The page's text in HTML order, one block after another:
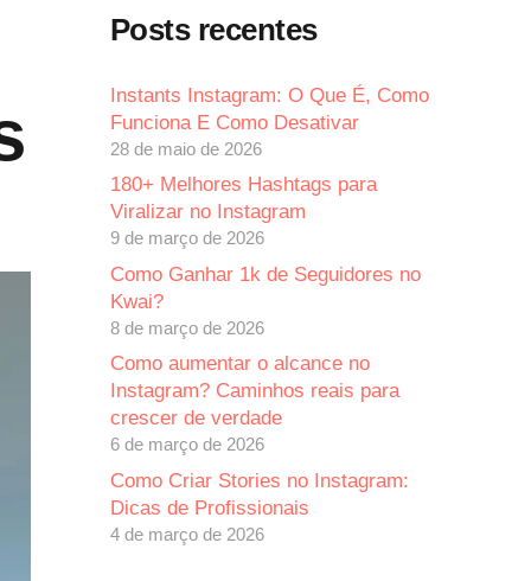
Posts recentes
Instants Instagram: O Que É, Como
Funciona E Como Desativar
28 de maio de 2026
180+ Melhores Hashtags para
Viralizar no Instagram
9 de março de 2026
Como Ganhar 1k de Seguidores no
Kwai?
8 de março de 2026
Como aumentar o alcance no
Instagram? Caminhos reais para
crescer de verdade
6 de março de 2026
Como Criar Stories no Instagram:
Dicas de Profissionais
4 de março de 2026